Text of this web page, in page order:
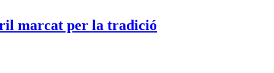
marcat per la tradició